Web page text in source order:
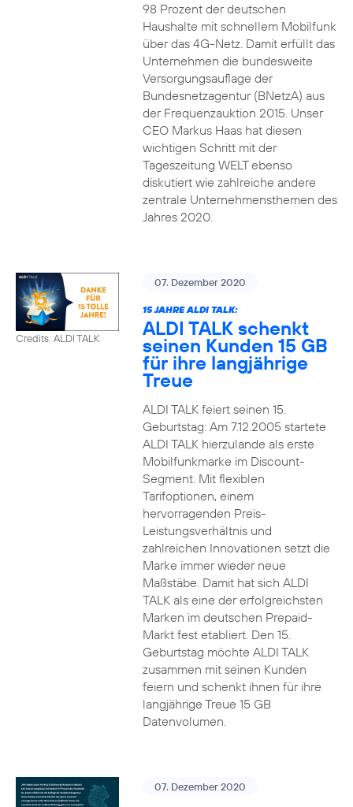
98 Prozent der deutschen
Haushalte mit schnellem Mobilfunk
über das 4G-Netz. Damit erfüllt das
Unternehmen die bundesweite
Versorgungsauflage der
Bundesnetzagentur (BNetzA) aus
der Frequenzauktion 2015. Unser
CEO Markus Haas hat diesen
wichtigen Schritt mit der
Tageszeitung WELT ebenso
diskutiert wie zahlreiche andere
zentrale Unternehmensthemen des
Jahres 2020.
Credits: ALDI TALK
07. Dezember 2020
15 JAHRE ALDI TALK:
ALDI TALK schenkt
seinen Kunden 15 GB
für ihre langjährige
Treue
ALDI TALK feiert seinen 15.
Geburtstag: Am 7.12.2005 startete
ALDI TALK hierzulande als erste
Mobilfunkmarke im Discount-
Segment. Mit flexiblen
Tarifoptionen, einem
hervorragenden Preis-
Leistungsverhältnis und
zahlreichen Innovationen setzt die
Marke immer wieder neue
Maßstäbe. Damit hat sich ALDI
TALK als eine der erfolgreichsten
Marken im deutschen Prepaid-
Markt fest etabliert. Den 15.
Geburtstag möchte ALDI TALK
zusammen mit seinen Kunden
feiern und schenkt ihnen für ihre
langjährige Treue 15 GB
Datenvolumen.
07. Dezember 2020